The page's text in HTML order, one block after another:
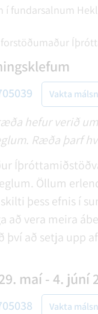
í fundarsalnum
forstöðumaður
Vakta
hefur verið
Ræða þarf
Öllum
þess efnis í
að vera meira
því að setja upp
maí - 4. júní
Vakta